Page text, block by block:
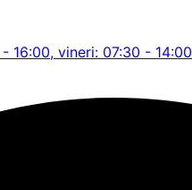
16:00, vineri: 07:30 - 14:00